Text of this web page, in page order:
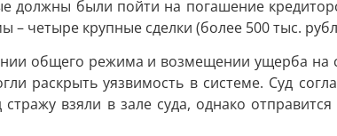
должны были пойти на погашение
– четыре крупные сделки (более 500 тыс.
общего режима и возмещении ущерба
раскрыть уязвимость в системе. Суд
взяли в зале суда, однако